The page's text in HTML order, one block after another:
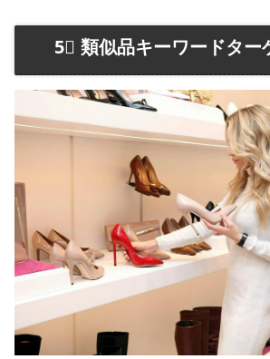
5⃣ 類似品キーワードター